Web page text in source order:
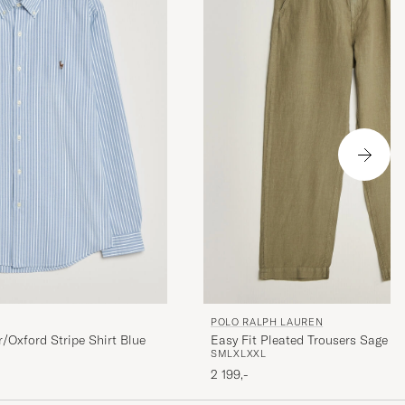
Oxford Stripe Shirt Blue
POLO RALPH LAUREN
Easy Fit Pleated Trousers Sage
SMLXLXXL
2 199,-